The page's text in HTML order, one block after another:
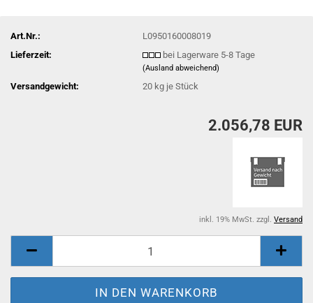
Art.Nr.:
L0950160008019
Lieferzeit:
bei Lagerware 5-8 Tage
(Ausland abweichend)
Versandgewicht: 20 kg je Stück
2.056,78 EUR
inkl. 19% MwSt. zzgl. Versand